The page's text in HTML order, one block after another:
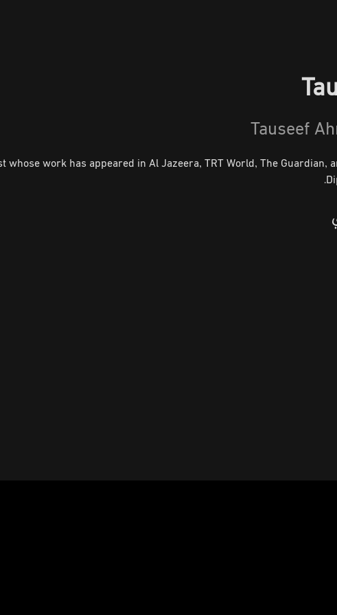
Tauseef
work has appeared in Al Jazeera, TRT World, The Guardian,